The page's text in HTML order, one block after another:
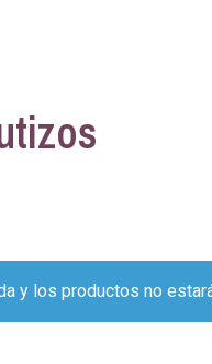
y los productos no